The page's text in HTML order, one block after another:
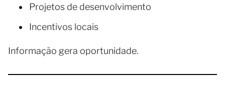
Projetos de desenvolvimento
Incentivos locais
Informação gera oportunidade.